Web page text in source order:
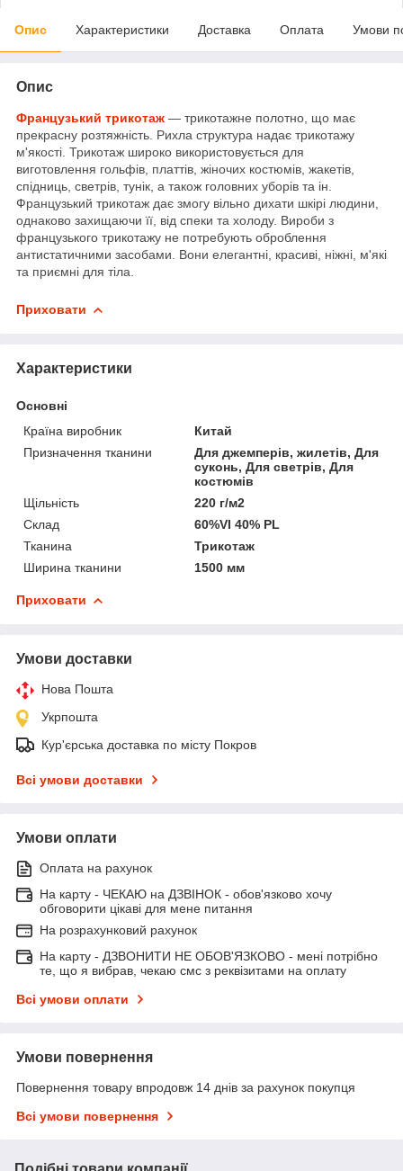
Опис Характеристики Доставка Оплата Умови
Опис
Французький трикотаж — трикотажне полотно, що має
прекрасну розтяжність. Рихла структура надає трикотажу
м'якості. Трикотаж широко використовується для
виготовлення гольфів, платтів, жіночих костюмів, жакетів,
спідниць, светрів, тунік, а також головних уборів та ін.
Французький трикотаж дає змогу вільно дихати шкірі людини,
однаково захищаючи її, від спеки та холоду. Вироби з
французького трикотажу не потребують оброблення
антистатичними засобами. Вони елегантні, красиві, ніжні, м'які
та приємні для тіла.
Приховати
Характеристики
Основні
Країна виробник
Китай
Призначення тканини
Для джемперів, жилетів, Для
суконь, Для светрів, Для
костюмів
Щільність
220 г/м2
Склад
60%VI 40% PL
Тканина
Трикотаж
Ширина тканини
1500 мм
Приховати
Умови доставки
Нова Пошта
Укрпошта
Кур'єрська доставка по місту Покров
Всі умови доставки
Умови оплати
Оплата на рахунок
На карту - ЧЕКАЮ на ДЗВІНОК - обов'язково хочу
обговорити цікаві для мене питання
На розрахунковий рахунок
На карту - ДЗВОНИТИ НЕ ОБОВ'ЯЗКОВО - мені потрібно
те, що я вибрав, чекаю смс з реквізитами на оплату
Всі умови оплати
Умови повернення
Повернення товару впродовж 14 днів за рахунок покупця
Всі умови повернення